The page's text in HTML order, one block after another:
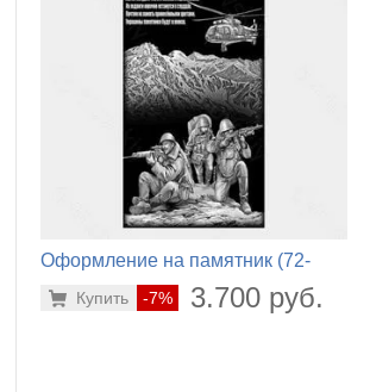
Оформление на памятник (72-
-7% 3.700 руб.
Купить